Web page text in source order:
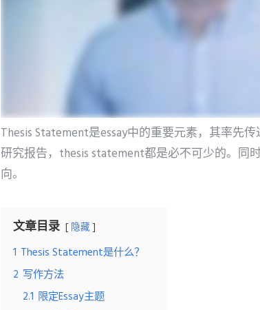
Thesis Statement是essay中的重要元素，其率先
研究报告，thesis statement都是必不可少的。同
向。
文章目录 隐藏
1 Thesis Statement是什么？
2 写作方法
2.1 限定Essay主题